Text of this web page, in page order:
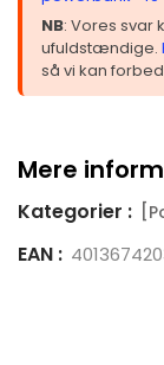
NB: Vores svar
ufuldstændige.
så vi kan
Mere
Kategorier :
EAN :